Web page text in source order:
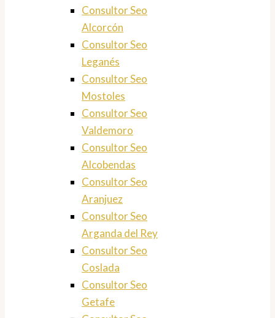
Consultor Seo
Alcorcón
Consultor Seo
Leganés
Consultor Seo
Mostoles
Consultor Seo
Valdemoro
Consultor Seo
Alcobendas
Consultor Seo
Aranjuez
Consultor Seo
Arganda del Rey
Consultor Seo
Coslada
Consultor Seo
Getafe